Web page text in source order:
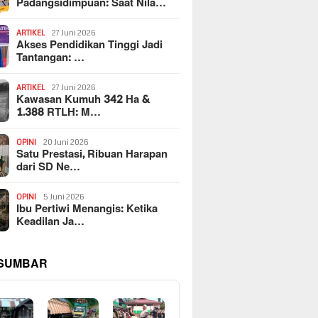
ARTIKEL 27 Juni 2026
Akses Pendidikan Tinggi Jadi
Tantangan: …
ARTIKEL 27 Juni 2026
Kawasan Kumuh 342 Ha &
1.388 RTLH: M…
OPINI 20 Juni 2026
Satu Prestasi, Ribuan Harapan
dari SD Ne…
OPINI 5 Juni 2026
Ibu Pertiwi Menangis: Ketika
Keadilan Ja…